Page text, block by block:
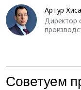
Артур
Директор
Советуем